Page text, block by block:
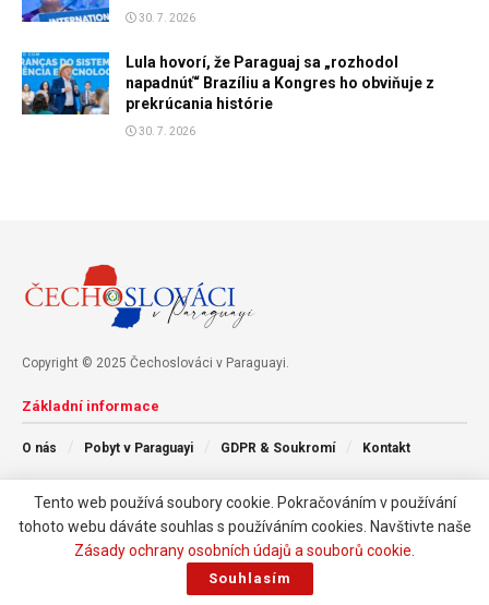
30. 7. 2026
Lula hovorí, že Paraguaj sa „rozhodol
napadnúť“ Brazíliu a Kongres ho obviňuje z
prekrúcania histórie
30. 7. 2026
Copyright © 2025 Čechoslováci v Paraguayi.
Základní informace
O nás Pobyt v Paraguayi GDPR & Soukromí Kontakt
Následujte nás
Tento web používá soubory cookie. Pokračováním v používání
tohoto webu dáváte souhlas s používáním cookies. Navštivte naše
Zásady ochrany osobních údajů a souborů cookie
Souhlasím